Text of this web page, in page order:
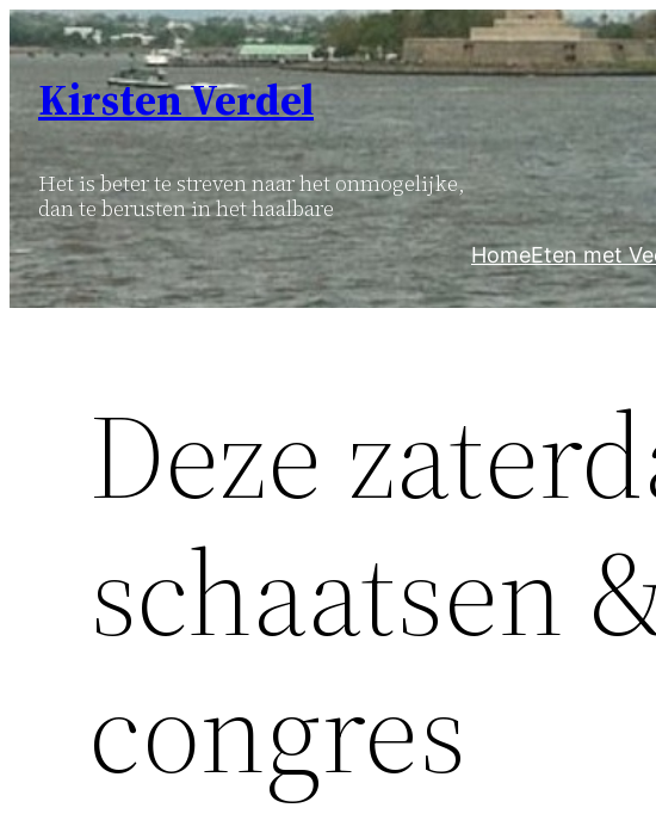
Ga
naar
inhoud
Kirsten Verdel
Het is beter te streven naar het onmogelijke,
dan te berusten in het haalbare
HomeEten met
Deze
schaatsen
congres